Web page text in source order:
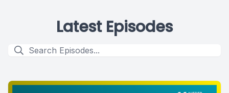
Latest Episodes